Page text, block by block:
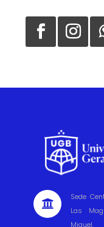

Sede
Las
Miguel.